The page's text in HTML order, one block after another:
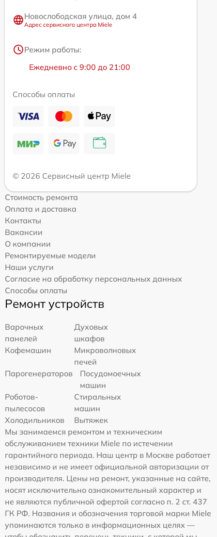
Новослободская улица, дом 4
Адрес сервисного центра Miele
Режим работы:
Ежедневно с 9:00 до 21:00
Способы оплаты
© 2026 Сервисный центр Miele
Стоимость ремонта
Оплата и доставка
Контакты
Вакансии
О компании
Ремонтируемые модели
Наши услуги
Согласие на обработку персональных данных
Способы оплаты
Ремонт устройств
Варочных
панелей
Духовых
шкафов
Кофемашин
Микроволновых
печей
Парогенераторов
Посудомоечных
машин
Роботов-
пылесосов
Стиральных
машин
Холодильников
Вытяжек
Мы занимаемся ремонтом и техническим
обслуживанием техники Miele по истечении
гарантийного периода. Наш центр в Москве работает
независимо и не имеет официальной авторизации от
производителя. Цены на ремонт, указанные на сайте,
носят исключительно ознакомительный характер и
не являются публичной офертой согласно п. 2 ст. 437
ГК РФ. Названия и обозначения торговой марки Miele
упоминаются только в информационных целях —